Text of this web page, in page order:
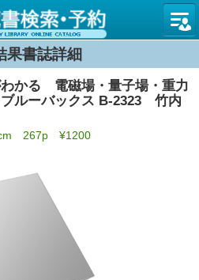
名古屋
果書誌詳細
わかる 電磁場・量子場・重力
ルーバックス B-2323 竹内
267p ¥1200